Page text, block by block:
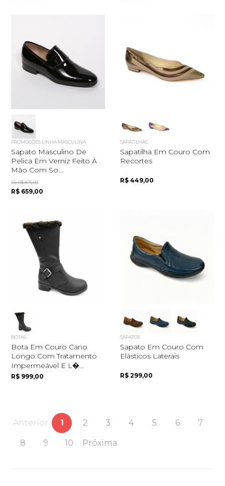
PROMOÇÕES LINHA MASCULINA
Sapato Masculino De
Pelica Em Verniz Feito À
Mão Com So...
De R$ 875,00
R$ 659,00
SAPATILHAS
Sapatilha Em Couro Com
Recortes
R$ 449,00
BOTAS
Bota Em Couro Cano
Longo Com Tratamento
Impermeável E L�...
R$ 999,00
SAPATOS
Sapato Em Couro Com
Elásticos Laterais
R$ 299,00
Anterior 1 2 3 4 5 6 7
8 9 10 Próxima